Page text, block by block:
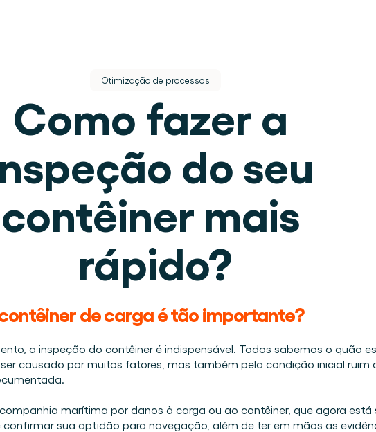
de materiais visível.
e presencial.
desde o primeiro dia.
BR Agende uma demo Login
Otimização de processos
Como fazer a
do seu
contêiner mais
rápido?
de carga é tão importante?
a inspeção do contêiner é indispensável. Todos sabemos o quão
causado por muitos fatores, mas também pela condição inicial ruim
marítima por danos à carga ou ao contêiner, que agora
sua aptidão para navegação, além de ter em mãos as